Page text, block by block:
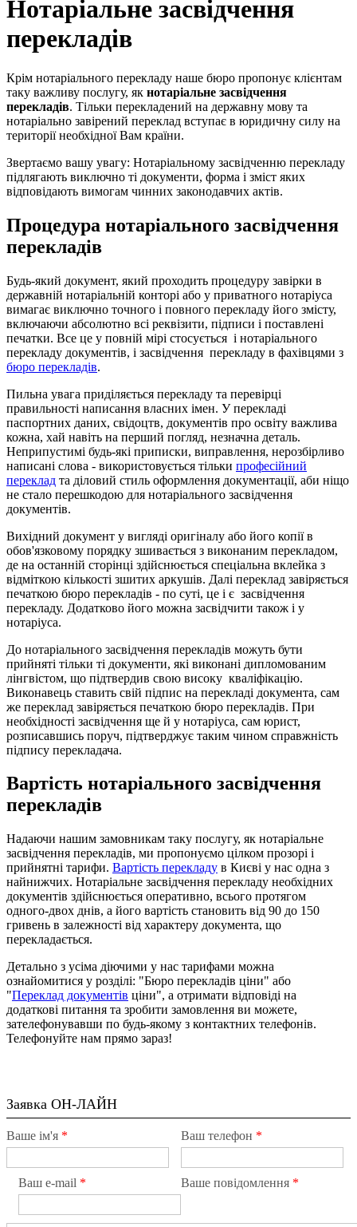
Нотаріальне засвідчення
перекладів
Крім нотаріального перекладу наше бюро пропонує клієнтам
таку важливу послугу, як нотаріальне засвідчення
перекладів. Тільки перекладений на державну мову та
нотаріально завірений переклад вступає в юридичну силу на
території необхідної Вам країни.
Звертаємо вашу увагу: Нотаріальному засвідченню перекладу
підлягають виключно ті документи, форма і зміст яких
відповідають вимогам чинних законодавчих актів.
Процедура нотаріального засвідчення
перекладів
Будь-який документ, який проходить процедуру завірки в
державній нотаріальній конторі або у приватного нотаріуса
вимагає виключно точного і повного перекладу його змісту,
включаючи абсолютно всі реквізити, підписи і поставлені
печатки. Все це у повній мірі стосується і нотаріального
перекладу документів, і засвідчення перекладу в фахівцями з
бюро перекладів.
Пильна увага приділяється перекладу та перевірці
правильності написання власних імен. У перекладі
паспортних даних, свідоцтв, документів про освіту важлива
кожна, хай навіть на перший погляд, незначна деталь.
Неприпустимі будь-які приписки, виправлення, нерозбірливо
написані слова - використовується тільки професійний
переклад та діловий стиль оформлення документації, аби ніщо
не стало перешкодою для нотаріального засвідчення
документів.
Вихідний документ у вигляді оригіналу або його копії в
обов'язковому порядку зшивається з виконаним перекладом,
де на останній сторінці здійснюється спеціальна вклейка з
відміткою кількості зшитих аркушів. Далі переклад завіряється
печаткою бюро перекладів - по суті, це і є засвідчення
перекладу. Додатково його можна засвідчити також і у
нотаріуса.
До нотаріального засвідчення перекладів можуть бути
прийняті тільки ті документи, які виконані дипломованим
лінгвістом, що підтвердив свою високу кваліфікацію.
Виконавець ставить свій підпис на перекладі документа, сам
же переклад завіряється печаткою бюро перекладів. При
необхідності засвідчення ще й у нотаріуса, сам юрист,
розписавшись поруч, підтверджує таким чином справжність
підпису перекладача.
Вартість нотаріального засвідчення
перекладів
Надаючи нашим замовникам таку послугу, як нотаріальне
засвідчення перекладів, ми пропонуємо цілком прозорі і
прийнятні тарифи. Вартість перекладу в Києві у нас одна з
найнижчих. Нотаріальне засвідчення перекладу необхідних
документів здійснюється оперативно, всього протягом
одного-двох днів, а його вартість становить від 90 до 150
гривень в залежності від характеру документа, що
перекладається.
Детально з усіма діючими у нас тарифами можна
ознайомитися у розділі: "Бюро перекладів ціни" або
"Переклад документів ціни", а отримати відповіді на
додаткові питання та зробити замовлення ви можете,
зателефонувавши по будь-якому з контактних телефонів.
Телефонуйте нам прямо зараз!
Заявка ОН-ЛАЙН
Ваше ім'я * Ваш телефон *
Ваш e-mail * Ваше повідомлення *